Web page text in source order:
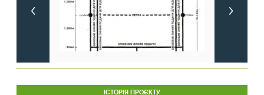
ІСТОРІЯ ПРОЄКТУ